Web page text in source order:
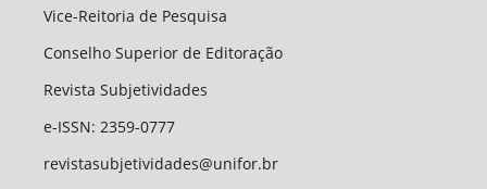
Vice-Reitoria de Pesquisa
Conselho Superior de Editoração
Revista Subjetividades
e-ISSN: 2359-0777
revistasubjetividades@unifor.br